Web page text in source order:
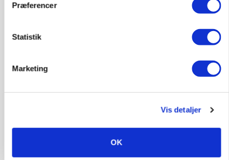
Præferencer
Statistik
Marketing
Vis detaljer
OK
Tysk industri trodser energipres og kinesisk